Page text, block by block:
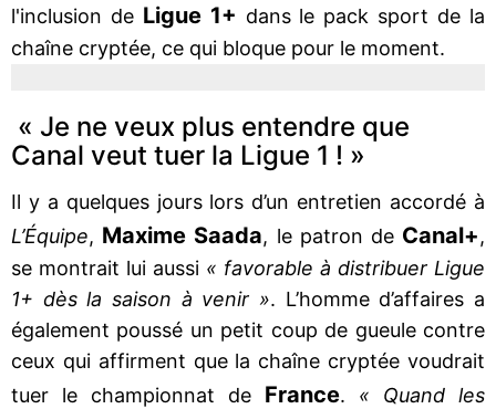
l'inclusion deLigue 1+ dans le pack sport de la
chaîne cryptée, ce qui bloque pour le moment.
« Je ne veux plus entendre que
Canal veut tuer la Ligue 1 ! »
Il y a quelques jours lors d’un entretien accordé à
L’Équipe, Maxime Saada, le patron de Canal+,
se montrait lui aussi « favorable à distribuer Ligue
1+ dès la saison à venir ». L’homme d’affaires a
également poussé un petit coup de gueule contre
ceux qui affirment que la chaîne cryptée voudrait
tuer le championnat de France. « Quand les